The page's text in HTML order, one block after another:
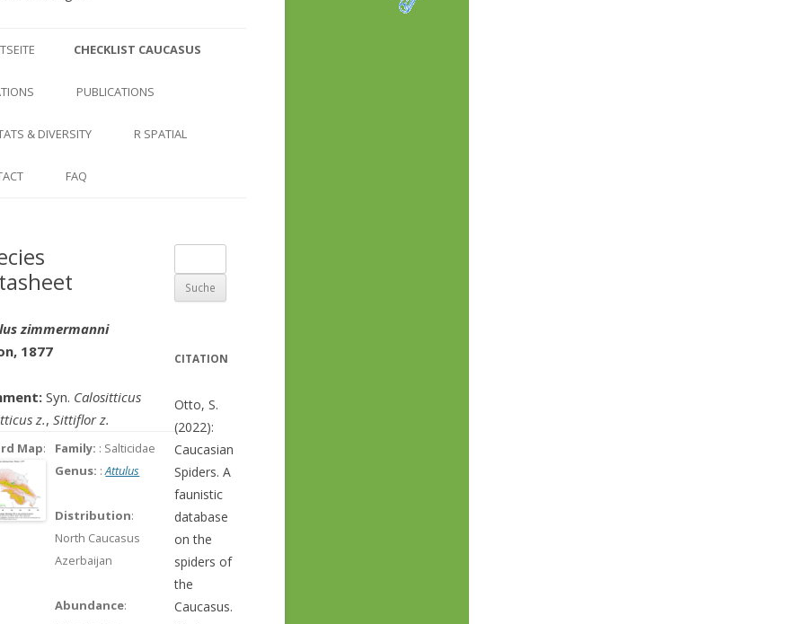
Inhalt
CHECKLIST CAUCASUS
CHECKLIST CAUCASUS
COUNTRY AND REGION
LOCATION
PUBLICATIONS
LINKS
& DIVERSITY
DIVERSITY PATTERNS
R SPATIAL
RASTER BASICS 3 – AREA
FAQ
zimmermanni
1877
Syn. Calositticus
z.,Sittiflor z.
Map: Family: : Salticidae
Genus: :Attulus
Distribution:
North Caucasus
Azerbaijan
Abundance:
nach:
CITATION
Otto, S.
(2022):
Caucasian
Spiders. A
faunistic
database
on the
spiders of
the
Caucasus.